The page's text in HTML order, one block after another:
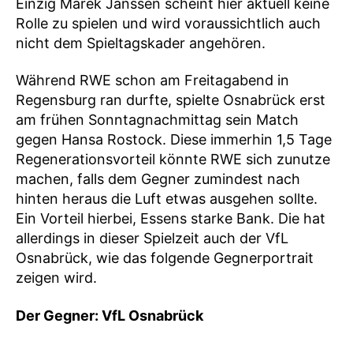
Rolle zu spielen und wird voraussichtlich auch
nicht dem Spieltagskader angehören.
Während RWE schon am Freitagabend in
Regensburg ran durfte, spielte Osnabrück erst
am frühen Sonntagnachmittag sein Match
gegen Hansa Rostock. Diese immerhin 1,5 Tage
Regenerationsvorteil könnte RWE sich zunutze
machen, falls dem Gegner zumindest nach
hinten heraus die Luft etwas ausgehen sollte.
Ein Vorteil hierbei, Essens starke Bank. Die hat
allerdings in dieser Spielzeit auch der VfL
Osnabrück, wie das folgende Gegnerportrait
zeigen wird.
Der Gegner: VfL Osnabrück